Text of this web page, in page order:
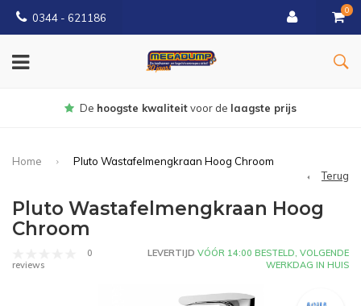
0344 - 621186
0
Gratisbezorgd vanaf € 150
Home
Pluto Wastafelmengkraan Hoog Chroom
Terug
Pluto Wastafelmengkraan Hoog
Chroom
0
reviews
LEVERTIJD VÓÓR 14:00 BESTELD, VOLGENDE
WERKDAG IN HUIS